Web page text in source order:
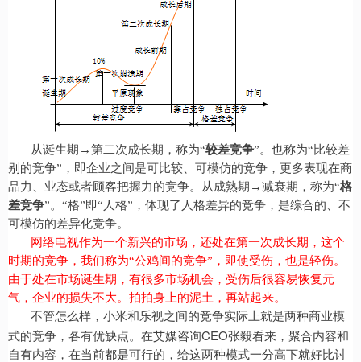
从诞生期→第二次成长期，称为“较差竞争”。也称为“比较差
别的竞争”，即企业之间是可比较、可模仿的竞争，更多表现在商
品力、业态或者顾客把握力的竞争。从成熟期→减衰期，称为“格
差竞争”。“格”即“人格”，体现了人格差异的竞争，是综合的、不
可模仿的差异化竞争。
网络电视作为一个新兴的市场，还处在第一次成长期，这个
时期的竞争，我们称为“公鸡间的竞争”，即使受伤，也是轻伤。
由于处在市场诞生期，有很多市场机会，受伤后很容易恢复元
气，企业的损失不大。拍拍身上的泥土，再站起来。
不管怎么样，小米和乐视之间的竞争实际上就是两种商业模
式的竞争，各有优缺点。在艾媒咨询CEO张毅看来，聚合内容和
自有内容，在当前都是可行的，给这两种模式一分高下就好比讨